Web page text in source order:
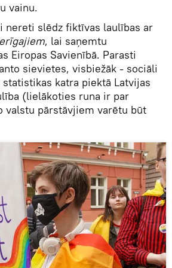
vainu.
nereti slēdz fiktīvas laulības ar
, lai saņemtu
Eiropas Savienībā. Parasti
sievietes, visbiežāk - sociāli
statistikas katra piektā Latvijas
(lielākoties runa ir par
valstu pārstāvjiem varētu būt